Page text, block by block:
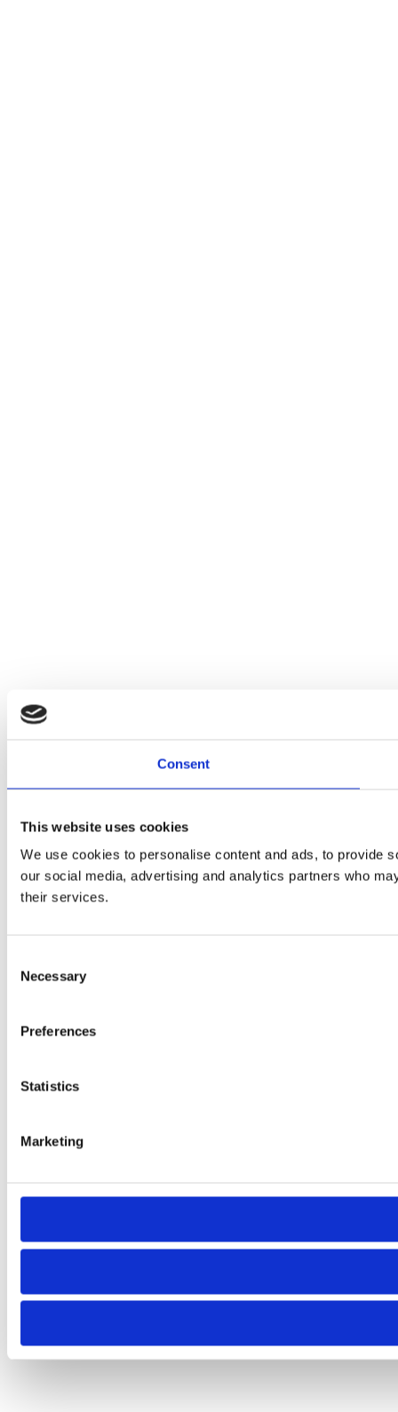
Consent
This website uses cookies
We use cookies to personalise content and ads, to provide
our social media, advertising and analytics partners who
their services.
Selection
Necessary
Preferences
Statistics
Marketing